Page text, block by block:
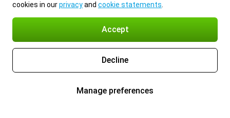
cookies in ourprivacyand cookie statements
Accept
Decline
Manage preferences